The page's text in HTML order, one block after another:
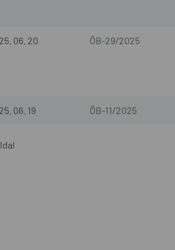
06. 20 ÖB-29/2025
06. 19 ÖB-11/2025